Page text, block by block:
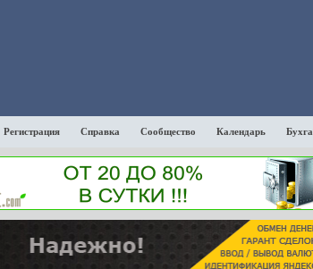
Регистрация Справка Сообщество Календарь